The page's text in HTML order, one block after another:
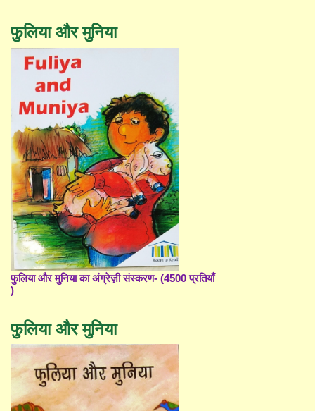
फुलिया और मुनिया
फुलिया और मुनिया का अंग्रेज़ी संस्करण- (4500 प्रतियाँ
)
फुलिया और मुनिया